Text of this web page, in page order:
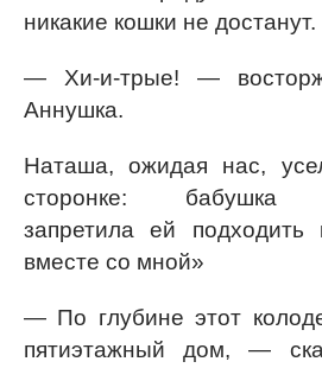
никакие кошки не достанут.
— Хи-и-трые! —
Аннушка.
Наташа, ожидая нас,
сторонке: бабушка
запретила ей
вместе со мной»
— По глубине этот
пятиэтажный дом, —